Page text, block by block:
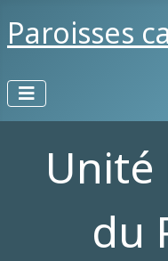
Paroisses
Unité
du